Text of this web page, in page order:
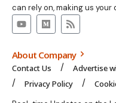
can rely on, making us
About Company
Contact Us Advertise
Privacy Policy